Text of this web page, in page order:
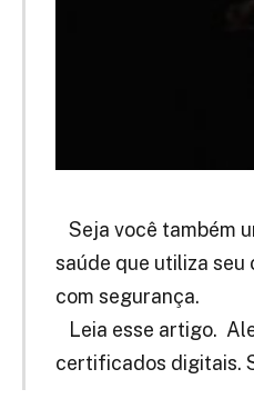
Seja você também
saúde que utiliza
com segurança.
Leia esse artigo.
certificados digitais.